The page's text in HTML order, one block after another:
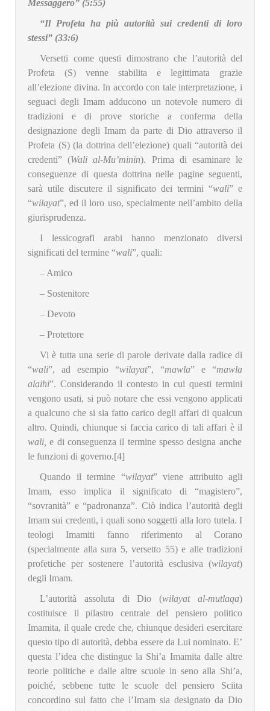
Messaggero” (5:55)
“Il Profeta ha più autorità sui credenti di loro
stessi” (33:6)
Versetti come questi dimostrano che l’autorità del
Profeta (S) venne stabilita e legittimata grazie
all’elezione divina. In accordo con tale interpretazione, i
seguaci degli Imam adducono un notevole numero di
tradizioni e di prove storiche a conferma della
designazione degli Imam da parte di Dio attraverso il
Profeta (S) (la dottrina dell’elezione) quali “autorità dei
credenti” (Wali al-Mu’minin). Prima di esaminare le
conseguenze di questa dottrina nelle pagine seguenti,
sarà utile discutere il significato dei termini “wali” e
“wilayat”, ed il loro uso, specialmente nell’ambito della
giurisprudenza.
I lessicografi arabi hanno menzionato diversi
significati del termine “wali”, quali:
– Amico
– Sostenitore
– Devoto
– Protettore
Vi è tutta una serie di parole derivate dalla radice di
“wali”, ad esempio “wilayat”, “mawla” e “mawla
alaihi”. Considerando il contesto in cui questi termini
vengono usati, si può notare che essi vengono applicati
a qualcuno che si sia fatto carico degli affari di qualcun
altro. Quindi, chiunque si faccia carico di tali affari è il
wali,e di conseguenza il termine spesso designa anche
le funzioni di governo.[4]
Quando il termine “wilayat” viene attribuito agli
Imam, esso implica il significato di “magistero”,
“sovranità” e “padronanza”. Ciò indica l’autorità degli
Imam sui credenti, i quali sono soggetti alla loro tutela. I
teologi Imamiti fanno riferimento al Corano
(specialmente alla sura 5, versetto 55) e alle tradizioni
profetiche per sostenere l’autorità esclusiva (wilayat)
degli Imam.
L’autorità assoluta di Dio (wilayat al-mutlaqa)
costituisce il pilastro centrale del pensiero politico
Imamita, il quale crede che, chiunque desideri esercitare
questo tipo di autorità, debba essere da Lui nominato. E’
questa l’idea che distingue la Shi’a Imamita dalle altre
teorie politiche e dalle altre scuole in seno alla Shi’a,
poiché, sebbene tutte le scuole del pensiero Sciita
concordino sul fatto che l’Imam sia designato da Dio